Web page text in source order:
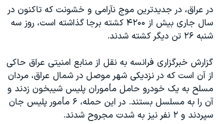
آرشیو پخش زنده
مجموعه مستندهای دادخواهی
تریبونال مردمی آبان ۹۸
چهل سال گروگان‌گیری
قانون شفافیت دارائی کادر رهبری ایران
اعتراضات مردمی آبان ۹۸
اسرائیل در جنگ
در عراق، در جدیدترین موج نآرامی و خشونت که تاکنون در
سال جاری بیش از ۴۲۰۰ کشته برجا گذاشته است، روز سه
شنبه ۲۶ تن دیگر کشته شدند.
گزارش خبرگزاری فرانسه به نقل از منابع امنیتی عراق حاکی
از آن است که در نزدیکی شهر موصل در شمال عراق، مردان
مسلح به یک خودرو حامل مأموران پلیس شیبخون زدند و
آن را به مسلسل بستند. در این حمله، ۶ مأمور پلیس جان
سپردند و ۲ نفر نیز به شدت مجروح شدند.